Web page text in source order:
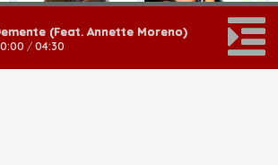
(Feat. Annette Moreno)
/ 04:30